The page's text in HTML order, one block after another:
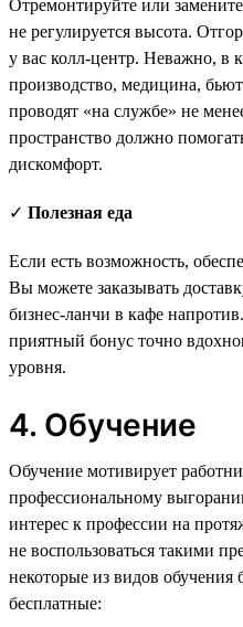
Отремонтируйте или
не регулируется высота.
у вас колл-центр. Неважно, в
производство, медицина,
проводят «на службе» не
пространство должно
дискомфорт.
✓ Полезная еда
Если есть возможность,
Вы можете заказывать
бизнес-ланчи в кафе
приятный бонус точно
уровня.
4. Обучение
Обучение мотивирует
профессиональному
интерес к профессии на
не воспользоваться такими
некоторые из видов обучения
бесплатные: